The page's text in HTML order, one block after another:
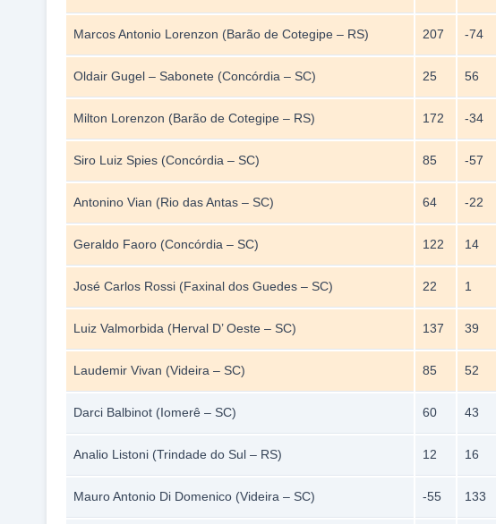
Marcos Antonio Lorenzon (Barão de Cotegipe – RS) 207 -74
Oldair Gugel – Sabonete (Concórdia – SC) 25 56
Milton Lorenzon (Barão de Cotegipe – RS) 172 -34
Siro Luiz Spies (Concórdia – SC) 85 -57
Antonino Vian (Rio das Antas – SC) 64 -22
Geraldo Faoro (Concórdia – SC) 122 14
José Carlos Rossi (Faxinal dos Guedes – SC) 22 1
Luiz Valmorbida (Herval D’ Oeste – SC) 137 39
Laudemir Vivan (Videira – SC) 85 52
Darci Balbinot (Iomerê – SC) 60 43
Analio Listoni (Trindade do Sul – RS) 12 16
Mauro Antonio Di Domenico (Videira – SC) -55 133